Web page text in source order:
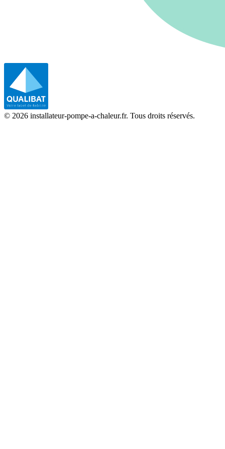
© 2026 installateur-pompe-a-chaleur.fr. Tous droits réservés.